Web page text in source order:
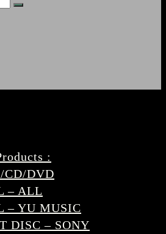
:
CD/DVD
– ALL
– YU MUSIC
DISC – SONY